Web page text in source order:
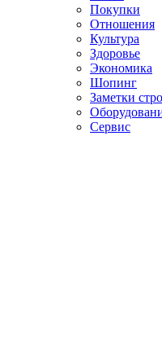
Покупки
Отношения
Культура
Здоровье
Экономика
Шопинг
Заметки
Сервис